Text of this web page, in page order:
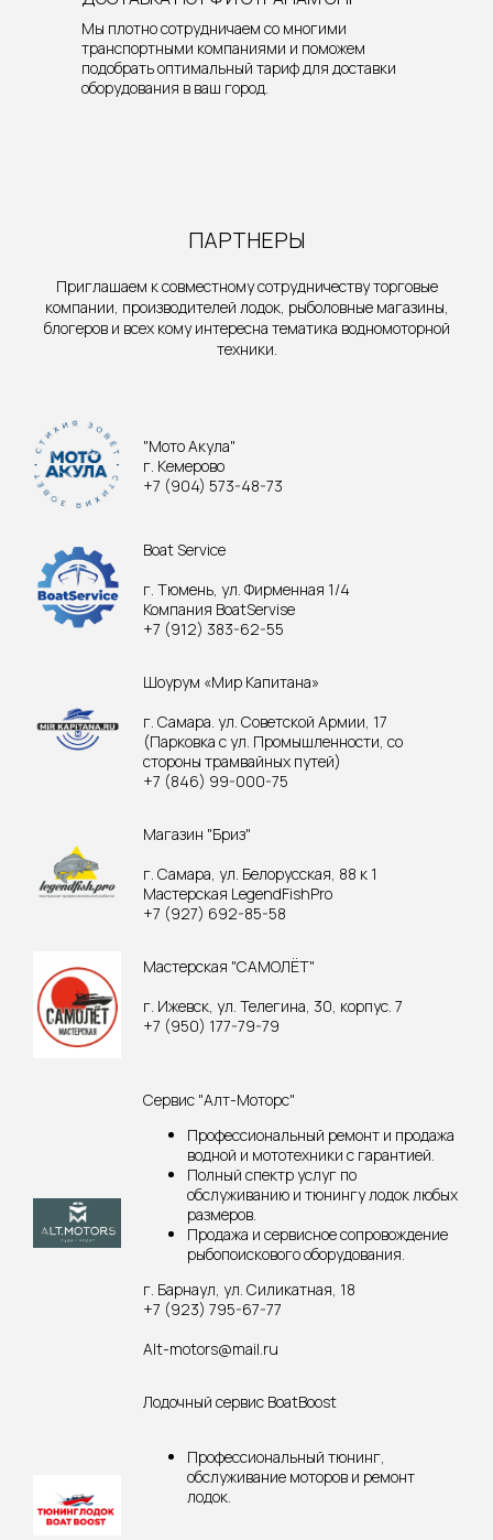
Мы плотно сотрудничаем со многими
транспортными компаниями и поможем
подобрать оптимальный тариф для доставки
оборудования в ваш город.
ПАРТНЕРЫ
Приглашаем к совместному сотрудничеству торговые
компании, производителей лодок, рыболовные магазины,
блогеров и всех кому интересна тематика водномоторной
техники.
"Мото Акула"
г. Кемерово
+7 (904) 573-48-73
Boat Service
г. Тюмень, ул. Фирменная 1/4
Компания BoatServise
+7 (912) 383-62-55
Шоурум «Мир Капитана»
г. Самара. ул. Советской Армии, 17
(Парковка с ул. Промышленности, со
стороны трамвайных путей)
+7 (846) 99-000-75
Магазин "Бриз"
г. Самара, ул. Белорусская, 88 к 1
Мастерская LegendFishPro
+7 (927) 692-85-58
Мастерская "САМОЛЁТ"
г. Ижевск, ул. Телегина, 30, корпус. 7
+7 (950) 177-79-79
Сервис "Алт-Моторс"
Профессиональный ремонт и продажа
водной и мототехники с гарантией.
Полный спектр услуг по
обслуживанию и тюнингу лодок любых
размеров.
Продажа и сервисное сопровождение
рыбопоискового оборудования.
г. Барнаул, ул. Силикатная, 18
+7 (923) 795-67-77
Alt-motors@mail.ru
Лодочный сервис BoatBoost
Профессиональный тюнинг,
обслуживание моторов и ремонт
лодок.